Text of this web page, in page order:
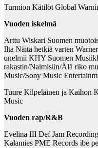
Turmion Kätilöt Global
Vuoden iskelmä
Arttu Wiskari Suomen
Ilta Näitä hetkiä varten
unelmii KHY Suomen
rakastin/Naimisiin/Älä riko
Music/Sony Music
Tuure Kilpeläinen ja Kaihon
Music
Vuoden rap/R&B
Evelina III Def Jam
Kalamies PME Records ibe